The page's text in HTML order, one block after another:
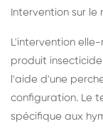
Intervention sur le
L'intervention
produit
l'aide d'une
configuration. Le
spécifique aux